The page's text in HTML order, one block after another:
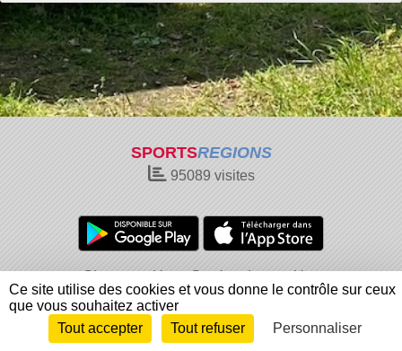
SPORTSREGIONS
95089 visites
Charte cookies
Gestion des cookies
Informations légales
Signaler un contenu inapproprié
Envie de participer ? Connexion
Ce site utilise des cookies et vous donne le contrôle sur ceux
que vous souhaitez activer
Tout accepter
Tout refuser Personnaliser